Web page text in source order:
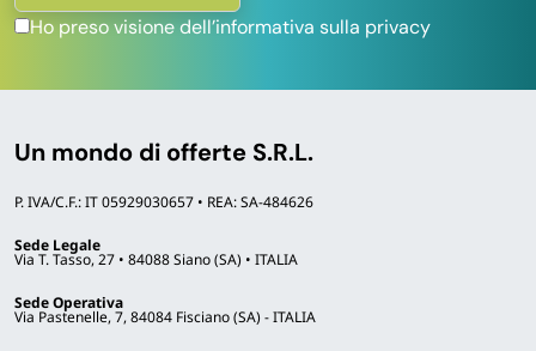
Ho preso visione dell’informativa sulla privacy
Un mondo di offerte S.R.L.
P. IVA/C.F.: IT 05929030657 • REA: SA-484626
Sede Legale
Via T. Tasso, 27 • 84088 Siano (SA) • ITALIA
Sede Operativa
Via Pastenelle, 7, 84084 Fisciano (SA) - ITALIA